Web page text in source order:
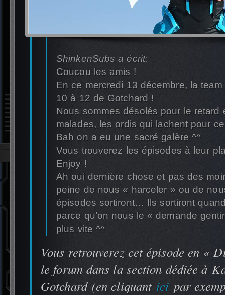
ShinkenSubs a écrit:
Coucou les amis !
En ce mercredi 13 décembre, la
10 à 12 de Gotchard !
Nous sommes désolés pour le retard
malades, les ordis qui lachent pour
Bah on a eu une sacré galère ^^
Vous trouverez les épisodes à leur
Enjoy !
Ah oui dernière chose et pas des
peine de nous « harceler » ou de
épisodes sortiront… Ils sortiront
parce qu’on nous le « demande
plus vite ^^
Vous retrouverez cet épisode en «
le forum dans la section dédiée à
Gotchard (en cliquant icipar